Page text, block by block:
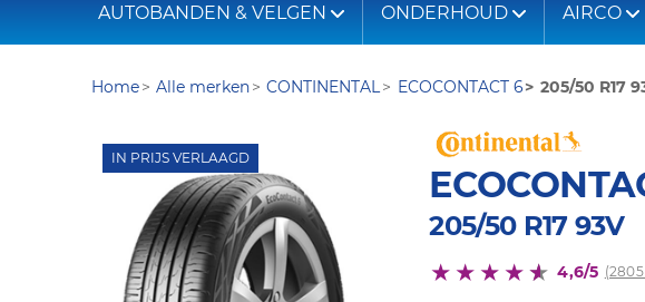
AUTOBANDEN & VELGEN ONDERHOUD AIRCO
Home Alle merken CONTINENTAL ECOCONTACT 6 205/50 R17
IN PRIJS VERLAAGD
205/50 R17 93V
4,6/5